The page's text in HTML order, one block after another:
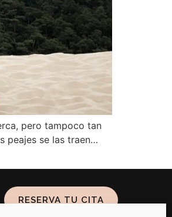
pero tampoco tan
peajes se las traen…
RESERVA TU CITA